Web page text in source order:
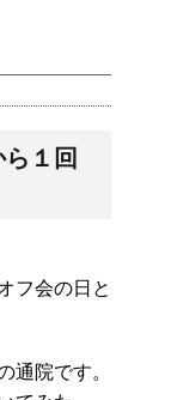
１回
フ会の日と
通院です。